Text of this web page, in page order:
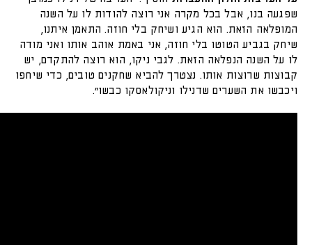
שפגעה בנו, אבל בכל מקרה אני רוצה להודות לו על השנה
המופלאה הזאת. הוא הגיע ושיחק בלי חוזה. התאמן איתנו,
שיחק בגביע הטוטו בלי חוזה, אני באמת אוהב אותו ואני מודה
לו על השנה הנפלאה הזאת. לגבי ניקו, הוא רוצה להתקדם, יש
קבוצות שרוצות אותו. נצטרך להביא שחקנים טובים, כדי שיחפו
ויכבשו את השערים שדנילו וניקולאסקו כבשו".